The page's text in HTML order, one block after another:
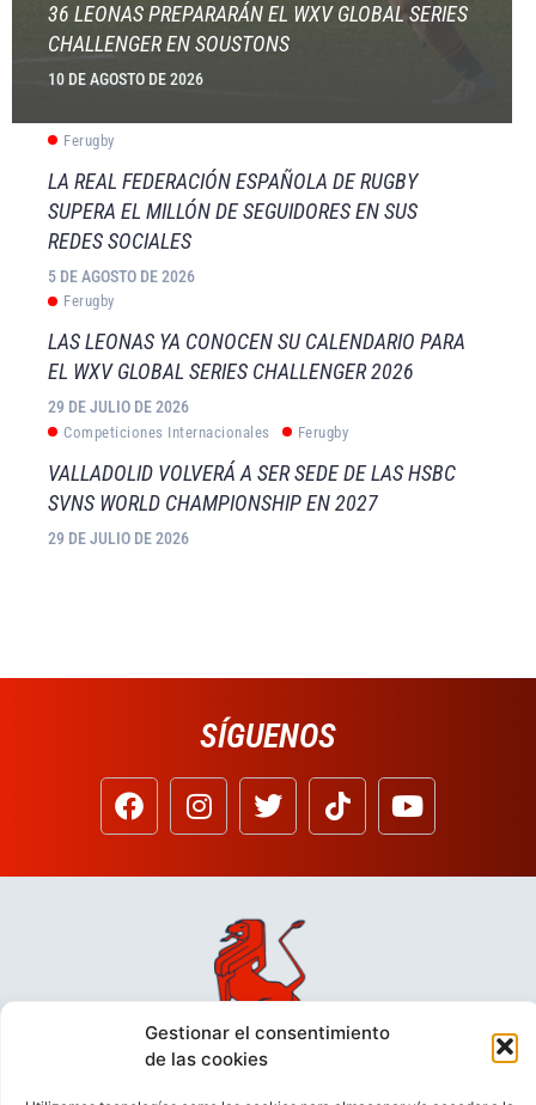
Gestionar el consentimiento
de las cookies
36 LEONAS PREPARARÁN EL WXV GLOBAL SERIES
CHALLENGER EN SOUSTONS
10 DE AGOSTO DE 2026
Ferugby
LA REAL FEDERACIÓN ESPAÑOLA DE RUGBY
SUPERA EL MILLÓN DE SEGUIDORES EN SUS
REDES SOCIALES
5 DE AGOSTO DE 2026
Ferugby
LAS LEONAS YA CONOCEN SU CALENDARIO PARA
EL WXV GLOBAL SERIES CHALLENGER 2026
29 DE JULIO DE 2026
Competiciones Internacionales Ferugby
VALLADOLID VOLVERÁ A SER SEDE DE LAS HSBC
SVNS WORLD CHAMPIONSHIP EN 2027
29 DE JULIO DE 2026
SÍGUENOS